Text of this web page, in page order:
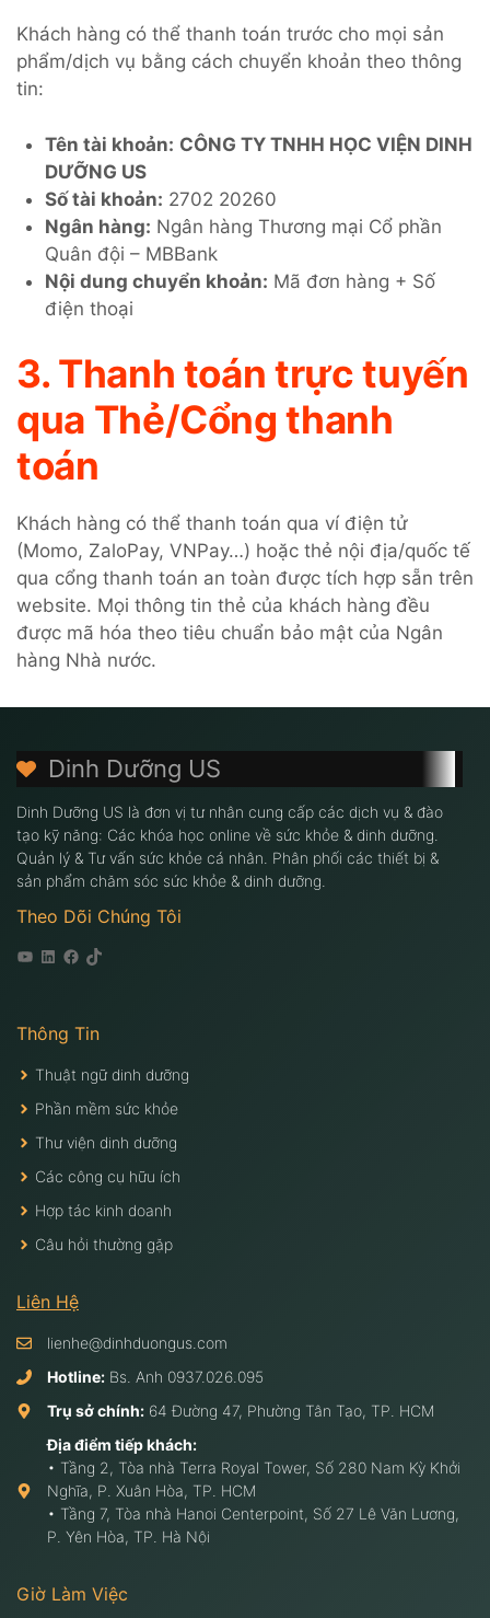
Khách hàng có thể thanh toán trước cho mọi sản
phẩm/dịch vụ bằng cách chuyển khoản theo thông
tin:
Tên tài khoản: CÔNG TY TNHH HỌC VIỆN DINH
DƯỠNG US
Số tài khoản: 2702 20260
Ngân hàng: Ngân hàng Thương mại Cổ phần
Quân đội – MBBank
Nội dung chuyển khoản: Mã đơn hàng + Số
điện thoại
3. Thanh toán trực tuyến
qua Thẻ/Cổng thanh
toán
Khách hàng có thể thanh toán qua ví điện tử
(Momo, ZaloPay, VNPay…) hoặc thẻ nội địa/quốc tế
qua cổng thanh toán an toàn được tích hợp sẵn trên
website. Mọi thông tin thẻ của khách hàng đều
được mã hóa theo tiêu chuẩn bảo mật của Ngân
hàng Nhà nước.
Dinh Dưỡng US
Dinh Dưỡng US là đơn vị tư nhân cung cấp các dịch vụ & đào
tạo kỹ năng: Các khóa học online về sức khỏe & dinh dưỡng.
Quản lý & Tư vấn sức khỏe cá nhân. Phân phối các thiết bị &
sản phẩm chăm sóc sức khỏe & dinh dưỡng.
Theo Dõi Chúng Tôi
Youtube
Linkedin
Facebook
Tiktok
Thông Tin
Thuật ngữ dinh dưỡng
Phần mềm sức khỏe
Thư viện dinh dưỡng
Các công cụ hữu ích
Hợp tác kinh doanh
Câu hỏi thường gặp
Liên Hệ
lienhe@dinhduongus.com
Hotline: Bs. Anh 0937.026.095
Trụ sở chính: 64 Đường 47, Phường Tân Tạo, TP. HCM
Địa điểm tiếp khách:
• Tầng 2, Tòa nhà Terra Royal Tower, Số 280 Nam Kỳ Khởi
Nghĩa, P. Xuân Hòa, TP. HCM
• Tầng 7, Tòa nhà Hanoi Centerpoint, Số 27 Lê Văn Lương,
P. Yên Hòa, TP. Hà Nội
Giờ Làm Việc